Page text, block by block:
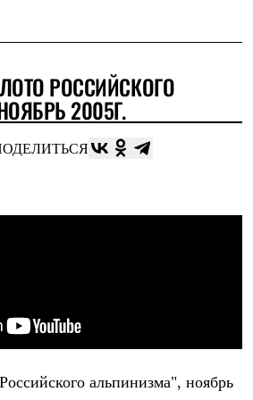
РОССИЙСКОГО
2005Г.
альпинизма", ноябрь